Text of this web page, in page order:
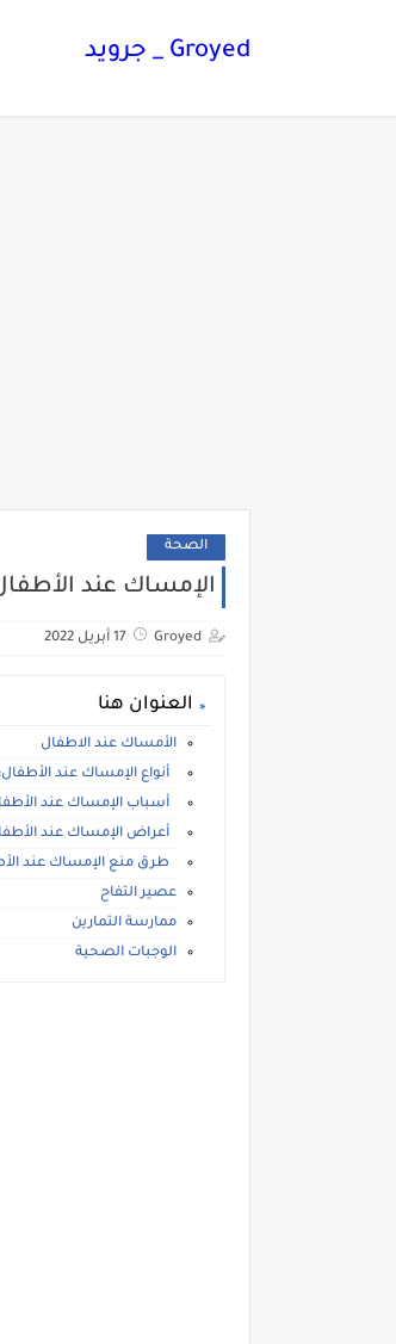
Groyed _ جرويد
الصحة
الإمساك عند
Groyed 17 أبريل 2022
العنوان هنا
الأمساك عند الاطفال
أنواع الإمساك عند الأطفال:
أسباب الإمساك عند
أعراض الإمساك عند
طرق منع الإمساك عند
عصير التفاح
ممارسة التمارين
الوجبات الصحية